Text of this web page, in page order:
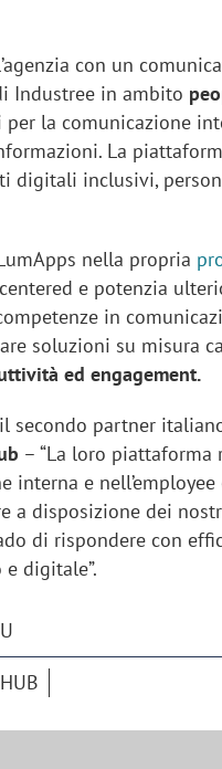
con un
Industree in ambito
la comunicazione
La
digitali inclusivi,
nella propria
e potenzia
in
soluzioni su misura
ed engagement.
secondo partner
– “La loro piattaforma
interna e nell’employee
a disposizione dei
di rispondere con
digitale”.